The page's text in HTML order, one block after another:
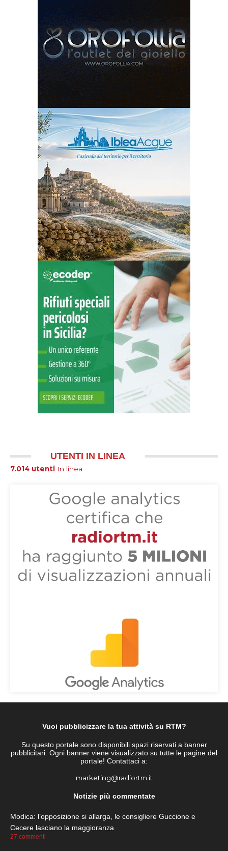
UTENTI IN LINEA
7.014 utenti In linea
Vuoi pubblicizzare la tua attività su RTM?
Su questo portale sono disponibili spazi riservati a banner
pubblicitari. Ogni banner viene visualizzato su tutte le pagine del
portale! Contattaci a:
marketing@radiortm.it
Notizie più commentate
Modica: l’opposizione si allarga, le consigliere Guccione e
Cecere lasciano la maggioranza
27 commenti